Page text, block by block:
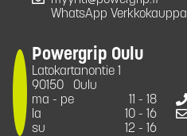
WhatsApp Verkkokauppa
Powergrip Oulu
Latokartanontie 1
90150
Oulu
ma - pe
11 - 18
la
10 - 16
su
12 - 16